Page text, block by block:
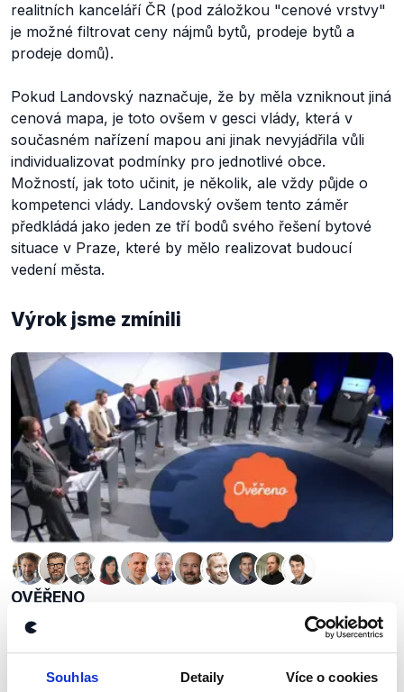
Souhlas Detaily Více o cookies
realitních kanceláří ČR (pod záložkou "cenové vrstvy"
je možné filtrovat ceny nájmů bytů, prodeje bytů a
prodeje domů).
Pokud Landovský naznačuje, že by měla vzniknout jiná
cenová mapa, je toto ovšem v gesci vlády, která v
současném nařízení mapou ani jinak nevyjádřila vůli
individualizovat podmínky pro jednotlivé obce.
Možností, jak toto učinit, je několik, ale vždy půjde o
kompetenci vlády. Landovský ovšem tento záměr
předkládá jako jeden ze tří bodů svého řešení bytové
situace v Praze, které by mělo realizovat budoucí
vedení města.
Výrok jsme zmínili
OVĚŘENO
Komunální volby v Praze
1. října 2018
V debatě České televize se tentokrát sešli kandidáti